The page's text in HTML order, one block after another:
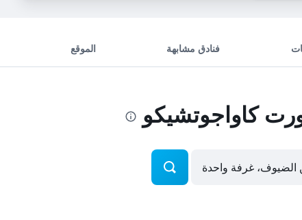
فنادق مشابهة الموقع
كاواجوتشيكو